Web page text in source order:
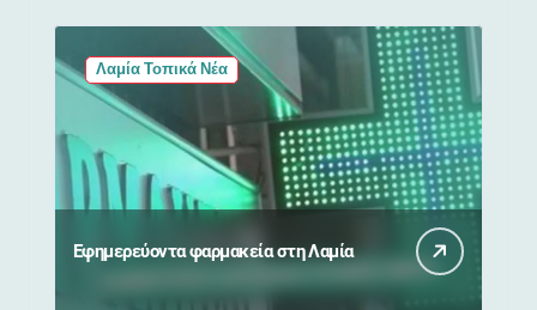
Λαμία Τοπικά Νέα
Εφημερεύοντα φαρμακεία στη Λαμία